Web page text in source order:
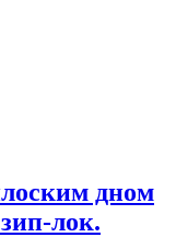
дном
лок.